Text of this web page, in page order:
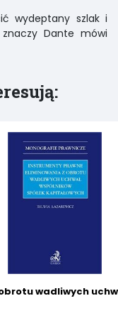
wydeptany szlak i
Dante mówi
wadliwych